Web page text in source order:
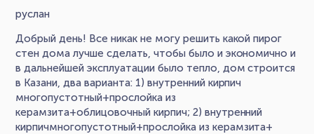
руслан
Добрый день! Все никак не могу решить какой пирог
стен дома лучше сделать, чтобы было и экономично и
в дальнейшей эксплуатации было тепло, дом строится
в Казани, два варианта: 1) внутренний кирпич
многопустотный+прослойка из
керамзита+облицовочный кирпич; 2) внутренний
кирпичмногопустотный+прослойка из керамзита+